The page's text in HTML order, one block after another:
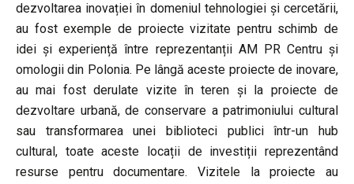
dezvoltarea inovației în domeniul tehnologiei și cercetării,
au fost exemple de proiecte vizitate pentru schimb de
idei și experiență între reprezentanții AM PR Centru și
omologii din Polonia. Pe lângă aceste proiecte de inovare,
au mai fost derulate vizite în teren și la proiecte de
dezvoltare urbană, de conservare a patrimoniului cultural
sau transformarea unei biblioteci publici într-un hub
cultural, toate aceste locații de investiții reprezentând
resurse pentru documentare. Vizitele la proiecte au